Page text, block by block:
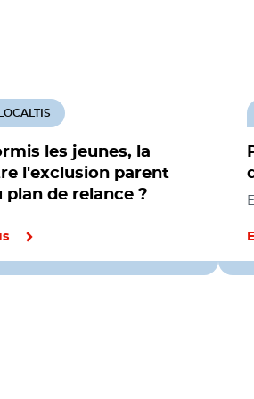
les jeunes, la
l'exclusion parent
plan de relance ?